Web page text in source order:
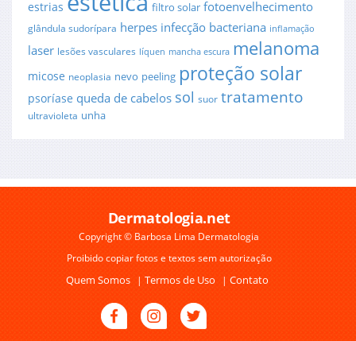
estrias filtro solar fotoenvelhecimento
glândula sudorípara herpes infecção bacteriana inflamação
laser lesões vasculares líquen mancha escura melanoma
micose neoplasia nevo peeling proteção solar
psoríase queda de cabelos sol suor tratamento
ultravioleta unha
Dermatologia.net
Copyright © Barbosa Lima Dermatologia
Proibido copiar fotos e textos sem autorização
Quem Somos | Termos de Uso | Contato